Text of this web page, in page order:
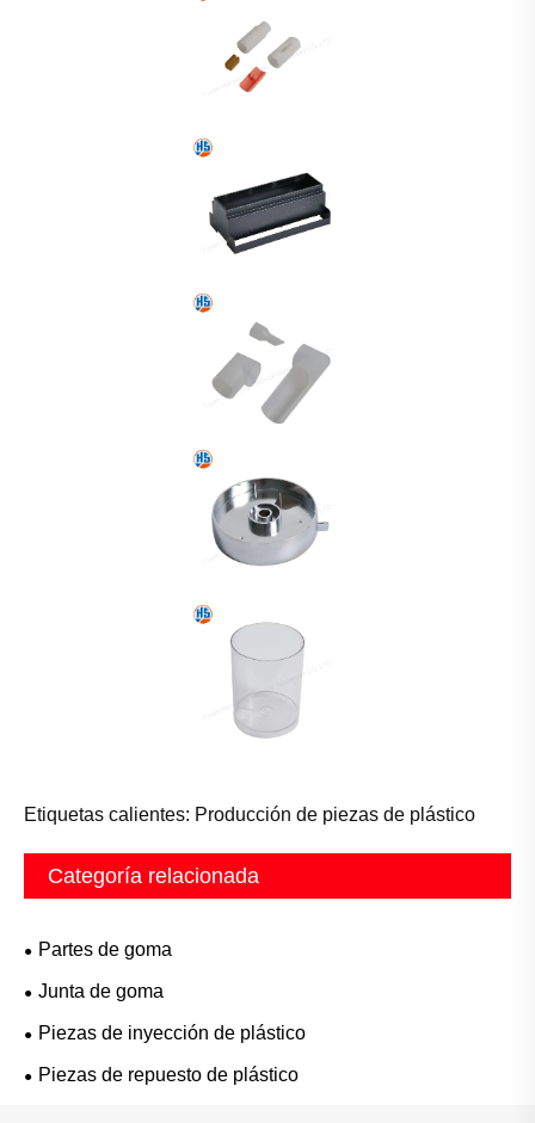
Etiquetas calientes: Producción de piezas de plástico
Categoría relacionada
Partes de goma
Junta de goma
Piezas de inyección de plástico
Piezas de repuesto de plástico